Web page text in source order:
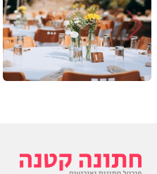
כמות אורחים: עד 200 משתתפים
עלות: 800–900 ש"ח לאורח כולל מע"מ
המחיר אינו כולל: שירותי צילום, תקליטן
תנאי מוזיקה: קיימת מגבלת רעש
המתחם בהתאם ליום בשבוע
זמינות: המתחם פעיל בכל ימות השבוע